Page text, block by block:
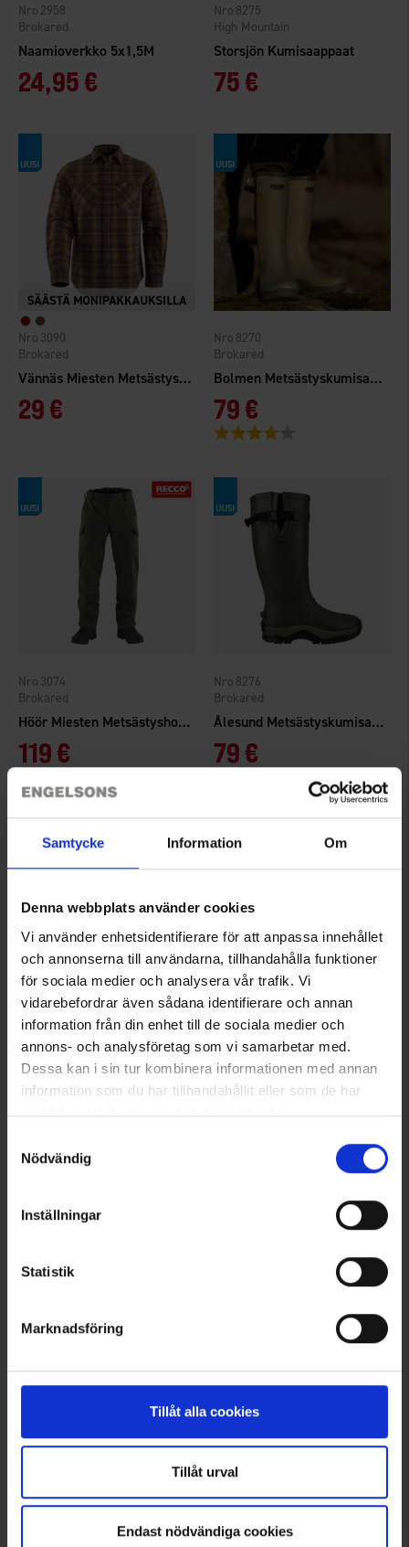
Samtycke Information Om
Denna webbplats använder cookies
Vi använder enhetsidentifierare för att anpassa innehållet
och annonserna till användarna, tillhandahålla funktioner
för sociala medier och analysera vår trafik. Vi
vidarebefordrar även sådana identifierare och annan
information från din enhet till de sociala medier och
annons- och analysföretag som vi samarbetar med.
Dessa kan i sin tur kombinera informationen med annan
information som du har tillhandahållit eller som de har
samlat in när du har använt deras tjänster.
Nödvändig
Inställningar
Statistik
Marknadsföring
Tillåt alla cookies
Tillåt urval
Endast nödvändiga cookies
Naamioverkko 5x1,5M
Brokared
2958
24,95 €
Storsjön Kumisaappaat
High Mountain
8275
75 €
Vännäs Miesten Metsästyspaita
Brokared
3090
29 €
Bolmen Metsästyskumisaappaat 2.0
Brokared
8270
79 €
Arvio:
Höör Miesten Metsästyshousut WP
Brokared
3074
119 €
Ålesund Metsästyskumisaappaat
Brokared
8276
79 €
Nimrod Miesten Villatakki
Brokared
3095
59 €
Brokared
6980
139 €
Vännäs Naisten Metsästysanorakki WP
6981
Sunne Miesten Kauluspaita
29 €